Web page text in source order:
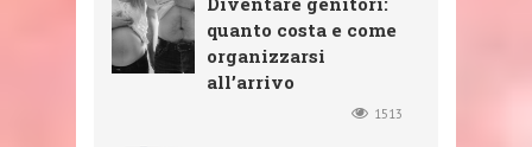
quanto costa e come
organizzarsi
all’arrivo
1513